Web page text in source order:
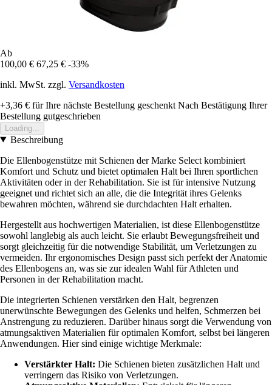
Ab
100,00 € 67,25 € -33%
inkl. MwSt. zzgl. Versandkosten
+3,36 € für Ihre nächste Bestellung geschenkt Nach Bestätigung Ihrer
Bestellung gutgeschrieben
Loading...
Beschreibung
Die Ellenbogenstütze mit Schienen der Marke Select kombiniert
Komfort und Schutz und bietet optimalen Halt bei Ihren sportlichen
Aktivitäten oder in der Rehabilitation. Sie ist für intensive Nutzung
geeignet und richtet sich an alle, die die Integrität ihres Gelenks
bewahren möchten, während sie durchdachten Halt erhalten.
Hergestellt aus hochwertigen Materialien, ist diese Ellenbogenstütze
sowohl langlebig als auch leicht. Sie erlaubt Bewegungsfreiheit und
sorgt gleichzeitig für die notwendige Stabilität, um Verletzungen zu
vermeiden. Ihr ergonomisches Design passt sich perfekt der Anatomie
des Ellenbogens an, was sie zur idealen Wahl für Athleten und
Personen in der Rehabilitation macht.
Die integrierten Schienen verstärken den Halt, begrenzen
unerwünschte Bewegungen des Gelenks und helfen, Schmerzen bei
Anstrengung zu reduzieren. Darüber hinaus sorgt die Verwendung von
atmungsaktiven Materialien für optimalen Komfort, selbst bei längeren
Anwendungen. Hier sind einige wichtige Merkmale:
Verstärkter Halt: Die Schienen bieten zusätzlichen Halt und
verringern das Risiko von Verletzungen.